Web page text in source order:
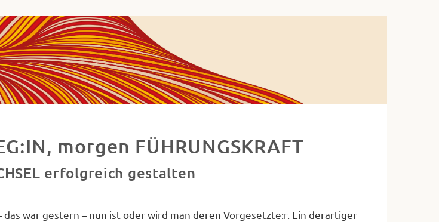
morgen FÜHRUNGSKRAFT
erfolgreich gestalten
das war gestern – nun ist oder wird man deren Vorgesetzte:r. Ein derartiger